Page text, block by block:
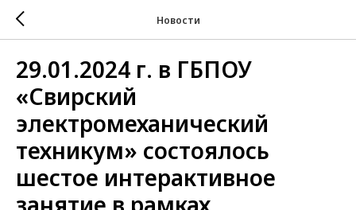
Новости
29.01.2024 г. в ГБПОУ
«Свирский
электромеханический
техникум» состоялось
шестое интерактивное